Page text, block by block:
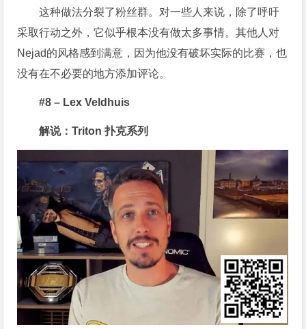
这种做法分裂了粉丝群。对一些人来说，除了呼吁
采取行动之外，它似乎根本没有做太多事情。其他人对
Nejad的风格感到满意，因为他没有破坏实际的比赛，也
没有在不必要的地方添加评论。
#8 – Lex Veldhuis
解说：Triton 扑克系列